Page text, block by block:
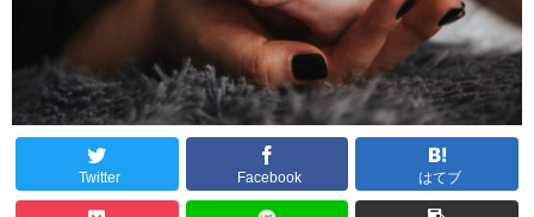
Twitter Facebook はてブ